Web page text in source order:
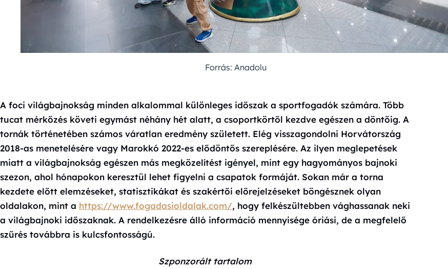
Forrás: Anadolu
A foci világbajnokság minden alkalommal különleges időszak a sportfogadók számára. Több
tucat mérkőzés követi egymást néhány hét alatt, a csoportkörtől kezdve egészen a döntőig. A
tornák történetében számos váratlan eredmény született. Elég visszagondolni Horvátország
2018-as menetelésére vagy Marokkó 2022-es elődöntős szereplésére. Az ilyen meglepetések
miatt a világbajnokság egészen más megközelítést igényel, mint egy hagyományos bajnoki
szezon, ahol hónapokon keresztül lehet figyelni a csapatok formáját. Sokan már a torna
kezdete előtt elemzéseket, statisztikákat és szakértői előrejelzéseket böngésznek olyan
oldalakon, mint a https://www.fogadasioldalak.com/, hogy felkészültebben vághassanak neki
a világbajnoki időszaknak. A rendelkezésre álló információ mennyisége óriási, de a megfelelő
szűrés továbbra is kulcsfontosságú.
Szponzorált tartalom